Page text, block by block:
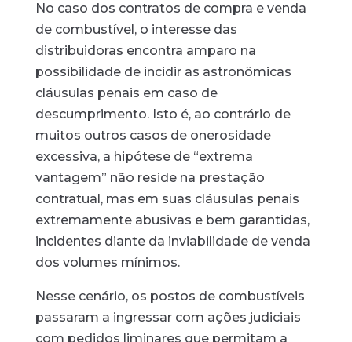
No caso dos contratos de compra e venda
de combustível, o interesse das
distribuidoras encontra amparo na
possibilidade de incidir as astronômicas
cláusulas penais em caso de
descumprimento. Isto é, ao contrário de
muitos outros casos de onerosidade
excessiva, a hipótese de “extrema
vantagem” não reside na prestação
contratual, mas em suas cláusulas penais
extremamente abusivas e bem garantidas,
incidentes diante da inviabilidade de venda
dos volumes mínimos.
Nesse cenário, os postos de combustíveis
passaram a ingressar com ações judiciais
com pedidos liminares que permitam a